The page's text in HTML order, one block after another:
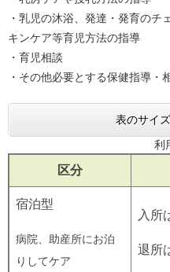
・乳児の沐浴、発達・発育のチ
キンケア等育児方法の指導
・育児相談
・その他必要とする保健指導・
表のサイ
利
区分
宿泊型
病院、助産所にお泊
りしてケア
入所
退所